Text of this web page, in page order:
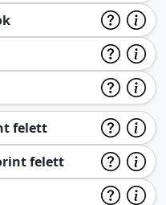
felett
felett